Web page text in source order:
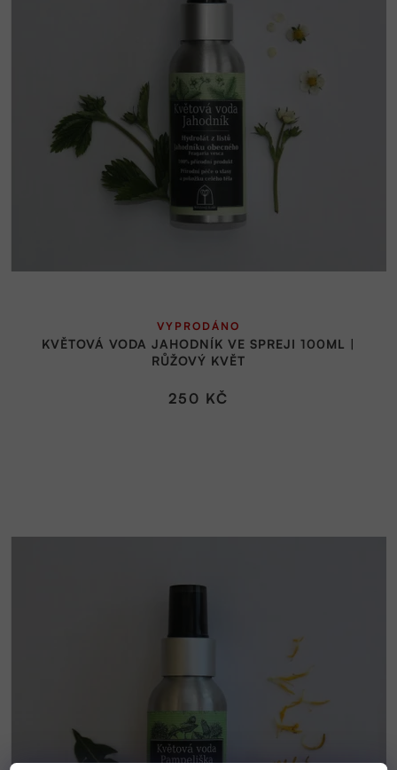
KVĚTOVÁ VODA JAHODNÍK VE SPREJI 100ML |
RŮŽOVÝ KVĚT
VYPRODÁNO
250 KČ